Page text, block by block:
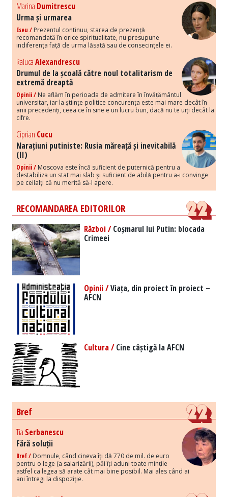
Marina Dumitrescu
Urma și urmarea
Eseu / Prezentul continuu, starea de prezență
recomandată în orice spiritualitate, nu presupune
indiferența față de urma lăsată sau de consecințele ei.
RalucaAlexandrescu
Drumul de la școală către noul totalitarism de
extremă dreaptă
Opinii / Ne aflăm în perioada de admitere în învățământul
universitar, iar la științe politice concurența este mai mare decât în
anii precedenți, ceea ce în sine e un lucru bun, dacă nu te uiți decât la
cifre.
Ciprian Cucu
Narațiuni putiniste: Rusia măreață și inevitabilă
(II)
Opinii / Moscova este încă suficient de puternică pentru a
destabiliza un stat mai slab și suficient de abilă pentru a-i convinge
pe ceilalți că nu merită să-l apere.
RECOMANDAREA EDITORILOR
Război /Coșmarul lui Putin: blocada
Crimeei
Opinii /Viața, din proiect în proiect –
AFCN
Cultura /Cine câștigă la AFCN
Bref
Tia Serbanescu
Fără soluții
Bref / Domnule, când cineva îți dă 770 de mil. de euro
pentru o lege (a salarizării), păi îți aduni toate mințile
astfel ca legea să arate cât mai bine posibil. Mai ales când ai
ani întregi la dispoziție.